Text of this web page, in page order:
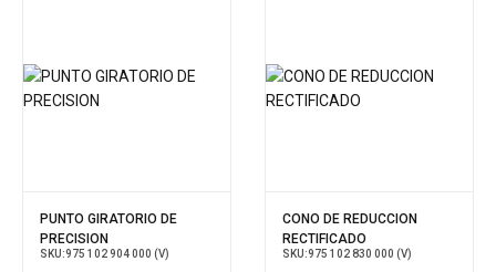
PUNTO GIRATORIO DE
PRECISION
SKU:975 102 904 000 (V)
CONO DE REDUCCION
RECTIFICADO
SKU:975 102 830 000 (V)